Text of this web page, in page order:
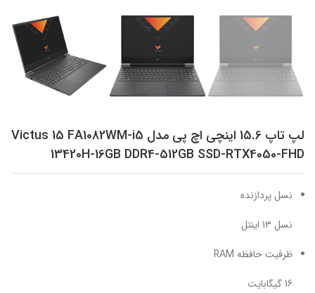
لپ تاپ 15.6 اینچی اچ‌ پی مدل Victus 15 FA1082WM-i5
13420H-16GB DDR4-512GB SSD-RTX4050-FHD
نسل پردازنده
نسل 13 اینتل
ظرفیت حافظه RAM
16 گیگابایت